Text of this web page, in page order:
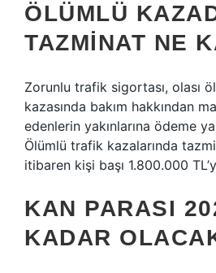
ÖLÜMLÜ
TAZMINAT NE
Zorunlu trafik sigortası, olası
kazasında bakım hakkından
edenlerin yakınlarına ödeme
Ölümlü trafik kazalarında
itibaren kişi başı 1.800.000
KAN PARASI
KADAR